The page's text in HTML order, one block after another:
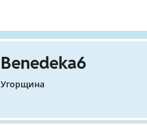
Benedeka6
Угорщина